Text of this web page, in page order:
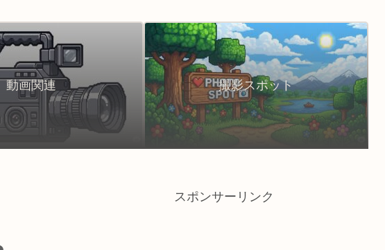
動画関連 撮影スポット
スポンサーリンク